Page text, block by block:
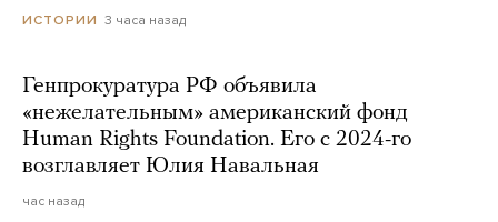
ИСТОРИИ 3 часа назад
Генпрокуратура РФ объявила
«нежелательным» американский фонд
Human Rights Foundation. Его с 2024-го
возглавляет Юлия Навальная
час назад